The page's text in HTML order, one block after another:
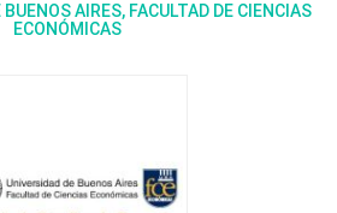
AIRES, FACULTAD DE CIENCIAS
ECONÓMICAS